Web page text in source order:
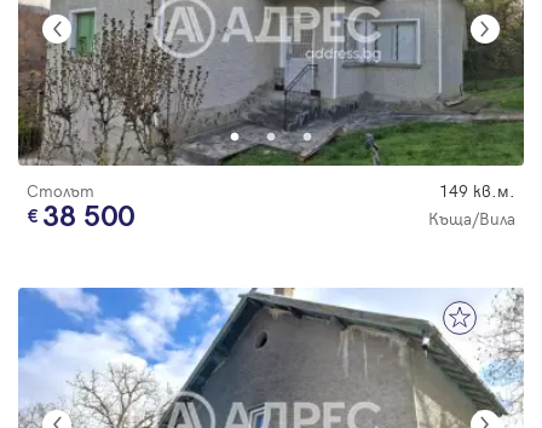
Столът 149 кв.м.
38 500 Къща/Вила